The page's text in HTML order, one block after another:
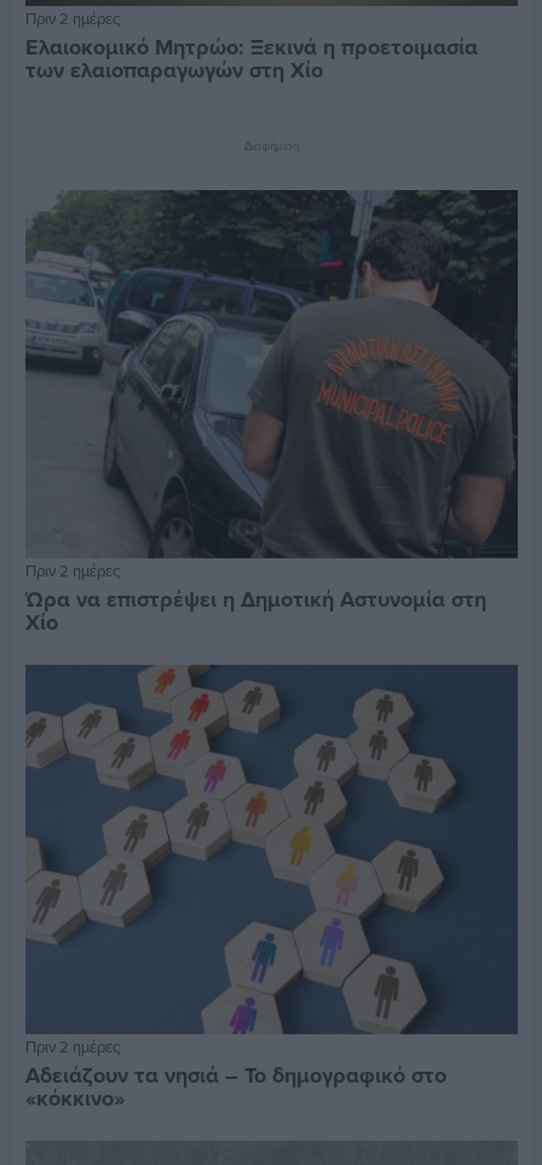
Πριν 2 ημέρες
Ελαιοκομικό Μητρώο: Ξεκινά η προετοιμασία
των ελαιοπαραγωγών στη Χίο
Διαφήμιση
Πριν 2 ημέρες
Ώρα να επιστρέψει η Δημοτική Αστυνομία στη
Χίο
Πριν 2 ημέρες
Αδειάζουν τα νησιά – Το δημογραφικό στο
«κόκκινο»